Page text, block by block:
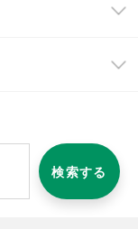
検索する